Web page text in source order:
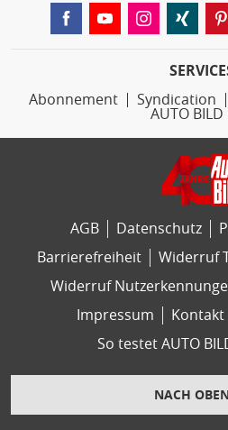
Abonnement
Syndication
AUTO BILD
AGB Datenschutz
Barrierefreiheit
Widerruf
Widerruf
Impressum
Kontakt
So testet AUTO
NACH OBEN